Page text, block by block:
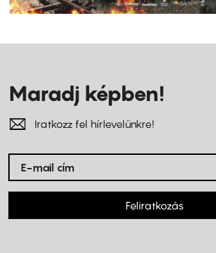
Maradj képben!
Iratkozz fel hírlevelünkre!
Feliratkozás